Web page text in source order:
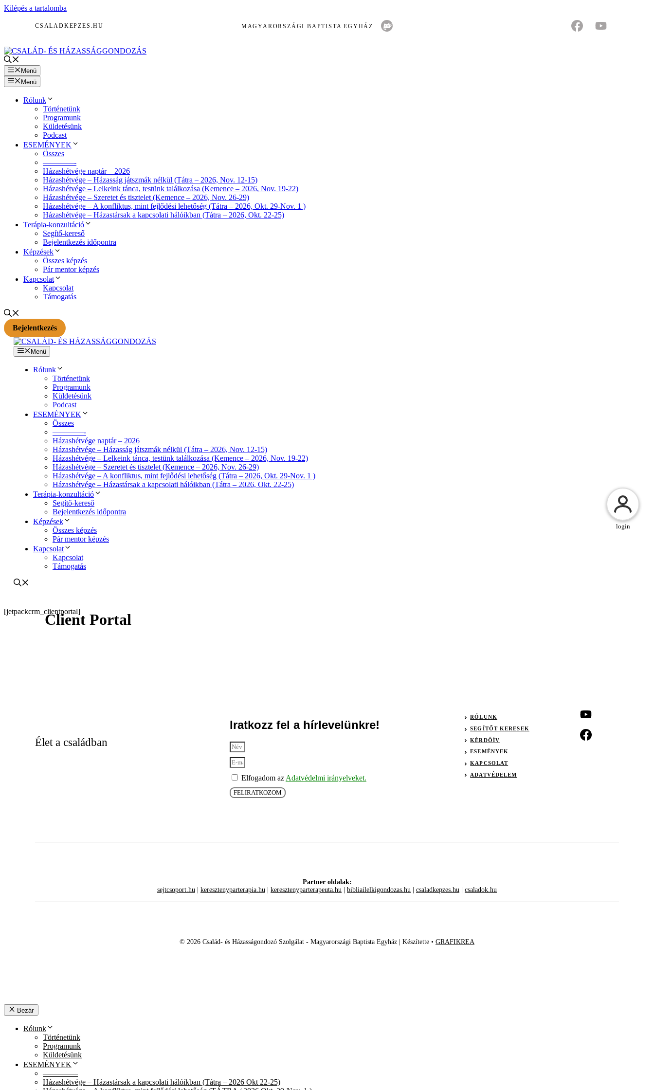
Kilépés a tartalomba
CSALADKEPZES.HU MAGYARORSZÁGI BAPTISTA EGYHÁZ
Menü
Menü
Rólunk
Történetünk
Programunk
Küldetésünk
Podcast
ESEMÉNYEK
Összes
————-
Házashétvége naptár – 2026
Házashétvége – Házasság játszmák nélkül (Tátra – 2026, Nov. 12-15)
Házashétvége – Lelkeink tánca, testünk találkozása (Kemence – 2026, Nov. 19-22)
Házashétvége – Szeretet és tisztelet (Kemence – 2026, Nov. 26-29)
Házashétvége – A konfliktus, mint fejlődési lehetőség (Tátra – 2026, Okt. 29-Nov. 1 )
Házashétvége – Házastársak a kapcsolati hálóikban (Tátra – 2026, Okt. 22-25)
Terápia-konzultáció
Segítő-kereső
Bejelentkezés időpontra
Képzések
Összes képzés
Pár mentor képzés
Kapcsolat
Kapcsolat
Támogatás
Bejelentkezés
Menü
Rólunk
Történetünk
Programunk
Küldetésünk
Podcast
ESEMÉNYEK
Összes
————-
Házashétvége naptár – 2026
Házashétvége – Házasság játszmák nélkül (Tátra – 2026, Nov. 12-15)
Házashétvége – Lelkeink tánca, testünk találkozása (Kemence – 2026, Nov. 19-22)
Házashétvége – Szeretet és tisztelet (Kemence – 2026, Nov. 26-29)
Házashétvége – A konfliktus, mint fejlődési lehetőség (Tátra – 2026, Okt. 29-Nov. 1 )
Házashétvége – Házastársak a kapcsolati hálóikban (Tátra – 2026, Okt. 22-25)
Terápia-konzultáció
Segítő-kereső
Bejelentkezés időpontra
Képzések
Összes képzés
Pár mentor képzés
Kapcsolat
Kapcsolat
Támogatás
Client Portal
[jetpackcrm_clientportal]
Élet a családban
Iratkozz fel a hírlevelünkre!
Elfogadom az Adatvédelmi irányelveket.
FELIRATKOZOM
RÓLUNK
SEGÍTŐT KERESEK
KÉRDŐÍV
ESEMÉNYEK
KAPCSOLAT
ADATVÉDELEM
Partner oldalak:
sejtcsoport.hu
keresztenyparterapia.hu keresztenyparterapeuta.hu bibliailelkigondozas.hu csaladkepzes.hu csaladok.hu
© 2026 Család- és Házasságondozó Szolgálat - Magyarországi Baptista Egyház | Készítette • GRAFIKREA
Bezár
Rólunk
Történetünk
Programunk
Küldetésünk
ESEMÉNYEK
————–
Házashétvége – Házastársak a kapcsolati hálóikban (Tátra – 2026 Okt 22-25)
login